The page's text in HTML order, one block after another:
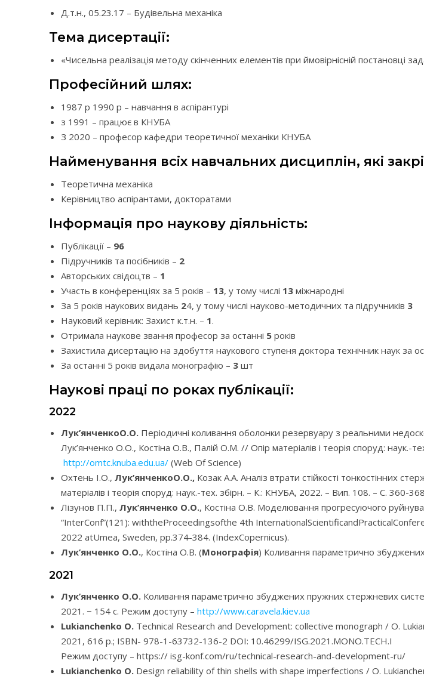
Д.т.н., 05.23.17 – Будівельна механіка
Тема дисертації:
«Чисельна реалізація методу скінченних елементів при ймовірнісній постановці
Професійний шлях:
1987 р 1990 р – навчання в аспірантурі
з 1991 – працює в КНУБА
З 2020 – професор кафедри теоретичної механіки КНУБА
Найменування всіх навчальних дисциплін, які
Теоретична механіка
Керівництво аспірантами, докторатами
Інформація про наукову діяльність:
Публікації – 96
Підручників та посібників – 2
Авторських свідоцтв – 1
Участь в конференціях за 5 років – 13, у тому числі 13 міжнародні
За 5 років наукових видань 24, у тому числі науково-методичних та підручників 3
Науковий керівник: Захист к.т.н. – 1.
Отримала наукове звання професор за останні 5 років
Захистила дисертацію на здобуття наукового ступеня доктора технічник наук за
За останні 5 років видала монографію – 3 шт
Наукові праці по роках публікації:
2022
Лук’янченкоО.О. Періодичні коливання оболонки резервуару з реальними
Лук’янченко О.О., Костіна О.В., Палій О.М. // Опір матеріалів і теорія споруд:
http://omtc.knuba.edu.ua/ (Web Of Science)
Охтень І.О., Лук’янченкоО.О., Козак А.А. Аналіз втрати стійкості тонкостінних
матеріалів і теорія споруд: наук.-тех. збірн. – К.: КНУБА, 2022. – Вип. 108. – С. 360-
Лізунов П.П., Лук’янченко О.О., Костіна О.В. Моделювання прогресуючого
“InterConf”(121): withtheProceedingsofthe 4th
2022 atUmea, Sweden, pp.374-384. (IndexCopernicus).
Лук’янченко О.О., Костіна О.В. (Монографія) Коливання параметрично
2021
Лук’янченко О.О. Коливання параметрично збуджених пружних стержневих
2021. − 154 с. Режим доступу – http://www.caravela.kiev.ua
Lukianchenko O. Technical Research and Development: collective monograph / O.
2021, 616 p.; ISBN- 978-1-63732-136-2 DOI: 10.46299/ISG.2021.MONO.TECH.I
Режим доступу – https:// isg-konf.com/ru/technical-research-and-development-ru/
Lukianchenko O. Design reliability of thin shells with shape imperfections / O.